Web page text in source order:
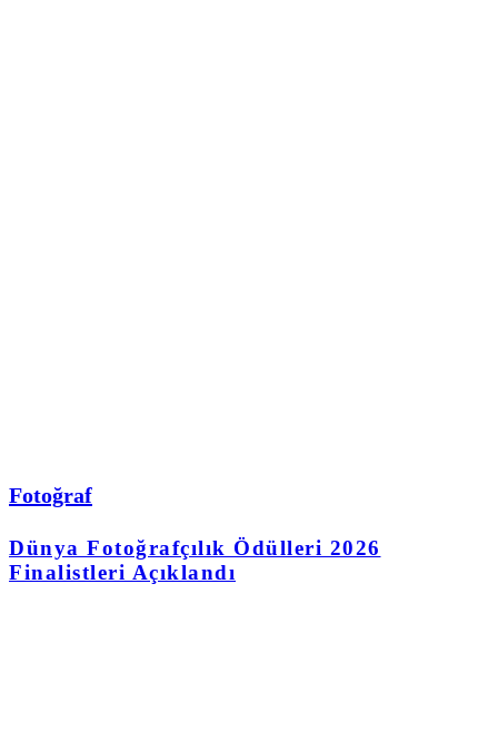
Fotoğraf
Dünya Fotoğrafçılık Ödülleri 2026
Finalistleri Açıklandı